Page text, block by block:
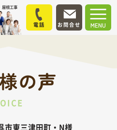
屋根工事
MENU
電話 お問合せ
の声
市東三津田町・N様